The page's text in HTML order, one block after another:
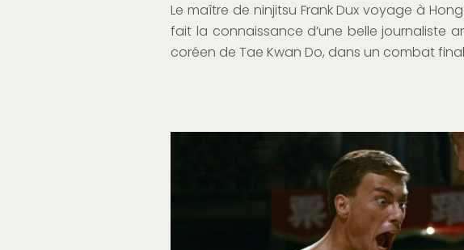
Le maître de ninjitsu Frank Dux voyage à
fait la connaissance d’une belle journaliste
coréen de Tae Kwan Do, dans un combat